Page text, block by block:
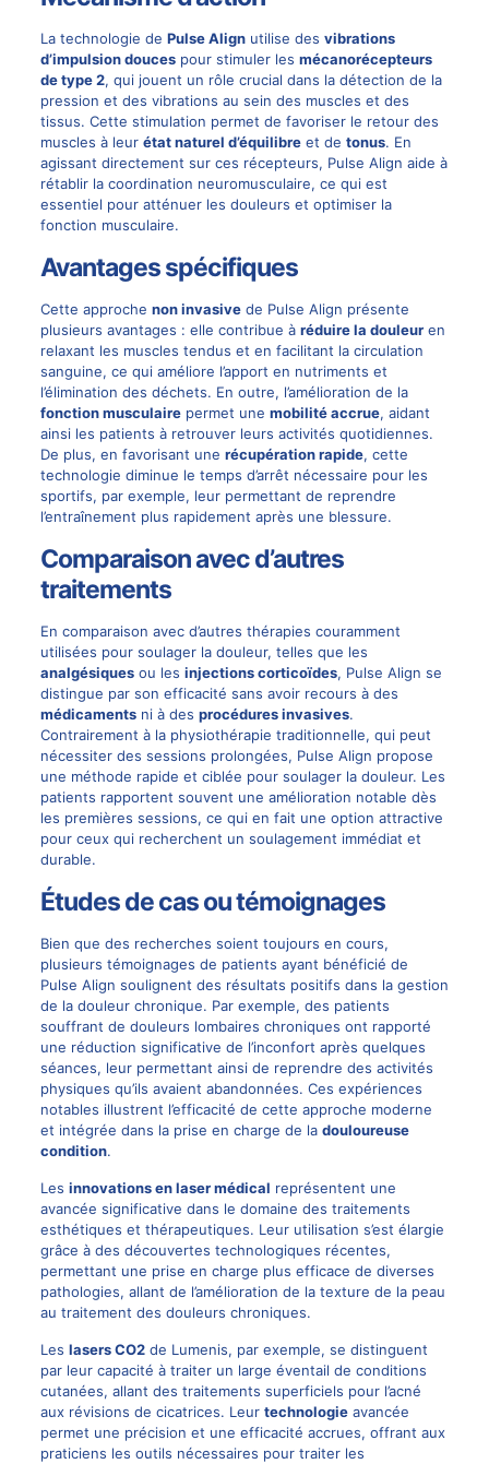
La technologie de Pulse Alignutilise des vibrations
d’impulsion doucespour stimuler les mécanorécepteurs
de type 2, qui jouent un rôle crucial dans la détection de la
pression et des vibrations au sein des muscles et des
tissus. Cette stimulation permet de favoriser le retour des
muscles à leur état naturel d’équilibreet de tonus. En
agissant directement sur ces récepteurs, Pulse Align aide à
rétablir la coordination neuromusculaire, ce qui est
essentiel pour atténuer les douleurs et optimiser la
fonction musculaire.
Avantages spécifiques
Cette approche non invasivede Pulse Align présente
plusieurs avantages : elle contribue à réduire la douleuren
relaxant les muscles tendus et en facilitant la circulation
sanguine, ce qui améliore l’apport en nutriments et
l’élimination des déchets. En outre, l’amélioration de la
fonction musculairepermet une mobilité accrue, aidant
ainsi les patients à retrouver leurs activités quotidiennes.
De plus, en favorisant une récupération rapide, cette
technologie diminue le temps d’arrêt nécessaire pour les
sportifs, par exemple, leur permettant de reprendre
l’entraînement plus rapidement après une blessure.
Comparaison avec d’autres
traitements
En comparaison avec d’autres thérapies couramment
utilisées pour soulager la douleur, telles que les
analgésiquesou les injections corticoïdes, Pulse Align se
distingue par son efficacité sans avoir recours à des
médicamentsni à des procédures invasives.
Contrairement à la physiothérapie traditionnelle, qui peut
nécessiter des sessions prolongées, Pulse Align propose
une méthode rapide et ciblée pour soulager la douleur. Les
patients rapportent souvent une amélioration notable dès
les premières sessions, ce qui en fait une option attractive
pour ceux qui recherchent un soulagement immédiat et
durable.
Études de cas ou témoignages
Bien que des recherches soient toujours en cours,
plusieurs témoignages de patients ayant bénéficié de
Pulse Align soulignent des résultats positifs dans la gestion
de la douleur chronique. Par exemple, des patients
souffrant de douleurs lombaires chroniques ont rapporté
une réduction significative de l’inconfort après quelques
séances, leur permettant ainsi de reprendre des activités
physiques qu’ils avaient abandonnées. Ces expériences
notables illustrent l’efficacité de cette approche moderne
et intégrée dans la prise en charge de la douloureuse
condition.
Les innovations en laser médical représentent une
avancée significative dans le domaine des traitements
esthétiques et thérapeutiques. Leur utilisation s’est élargie
grâce à des découvertes technologiques récentes,
permettant une prise en charge plus efficace de diverses
pathologies, allant de l’amélioration de la texture de la peau
au traitement des douleurs chroniques.
Les lasers CO2de Lumenis, par exemple, se distinguent
par leur capacité à traiter un large éventail de conditions
cutanées, allant des traitements superficiels pour l’acné
aux révisions de cicatrices. Leur technologieavancée
permet une précision et une efficacité accrues, offrant aux
praticiens les outils nécessaires pour traiter les